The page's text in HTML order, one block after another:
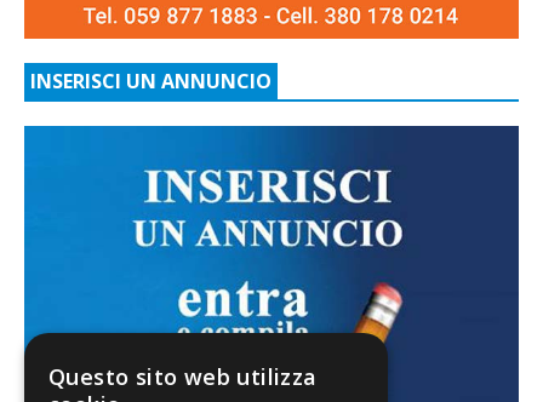
INSERISCI UN ANNUNCIO
Questo sito web utilizza